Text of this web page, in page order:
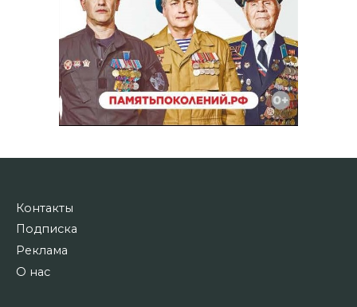
Контакты
Подписка
Реклама
О нас